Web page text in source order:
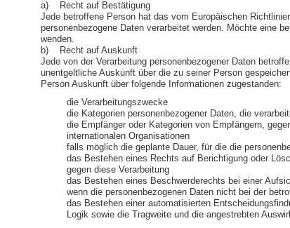
a) Recht auf Bestätigung
Jede betroffene Person hat das vom Europäischen
personenbezogene Daten verarbeitet werden. Möchte eine
wenden.
b) Recht auf Auskunft
Jede von der Verarbeitung personenbezogener Daten
unentgeltliche Auskunft über die zu seiner Person
Person Auskunft über folgende Informationen zugestanden:
die Verarbeitungszwecke
die Kategorien personenbezogener Daten, die
die Empfänger oder Kategorien von Empfängern,
internationalen Organisationen
falls möglich die geplante Dauer, für die die
das Bestehen eines Rechts auf Berichtigung oder
gegen diese Verarbeitung
das Bestehen eines Beschwerderechts bei einer
wenn die personenbezogenen Daten nicht bei der
das Bestehen einer automatisierten
Logik sowie die Tragweite und die angestrebten